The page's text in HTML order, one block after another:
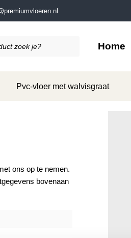
Home
Pvc-vloer met walvisgraat
ons op te nemen.
bovenaan